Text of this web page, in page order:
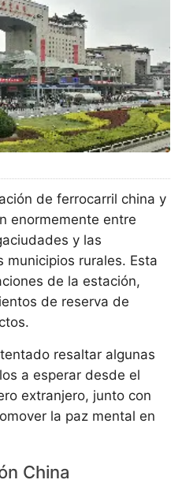
de ferrocarril china y
enormemente entre
y las
municipios rurales. Esta
de la estación,
de reserva de
resaltar algunas
a esperar desde el
extranjero, junto con
la paz mental en
China